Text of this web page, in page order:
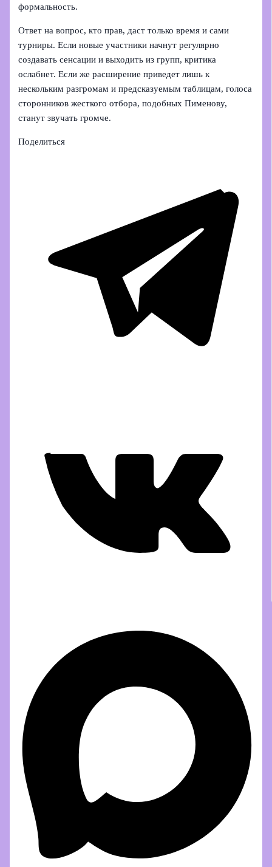
формальность.
Ответ на вопрос, кто прав, даст только время и сами
турниры. Если новые участники начнут регулярно
создавать сенсации и выходить из групп, критика
ослабнет. Если же расширение приведет лишь к
нескольким разгромам и предсказуемым таблицам, голоса
сторонников жесткого отбора, подобных Пименову,
станут звучать громче.
Поделиться